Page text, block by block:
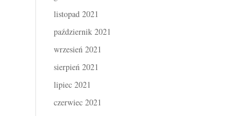
listopad 2021
październik 2021
wrzesień 2021
sierpień 2021
lipiec 2021
czerwiec 2021